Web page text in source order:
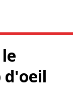
d'oeil